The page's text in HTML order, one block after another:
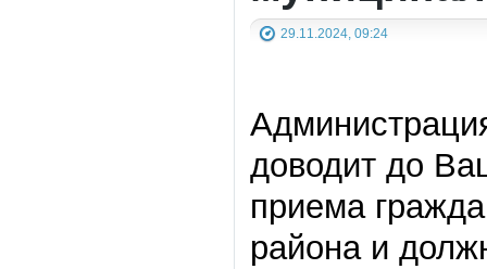
29.11.2024, 09:24
доводит до
приема
района и